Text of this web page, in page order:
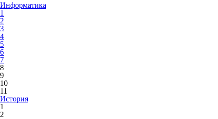
Информатика
1
2
3
4
5
6
7
8
9
10
11
История
1
2